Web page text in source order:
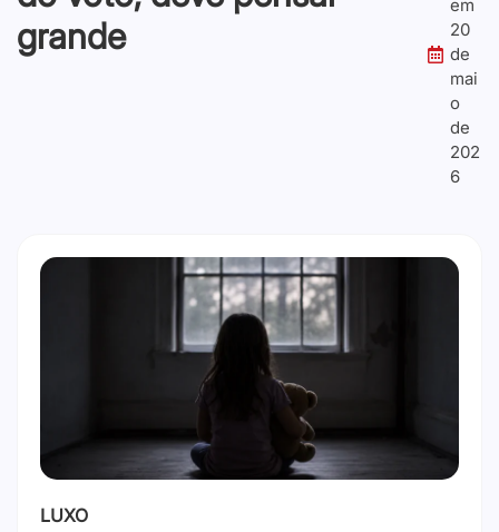
em
20
de
mai
o
de
202
6
grande
LUXO